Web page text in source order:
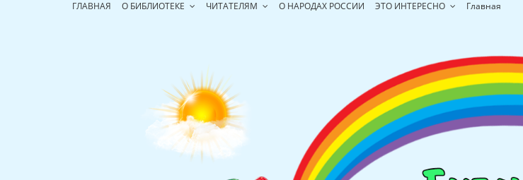
ГЛАВНАЯ О БИБЛИОТЕКЕ ЧИТАТЕЛЯМ О НАРОДАХ РОССИИ ЭТО ИНТЕРЕСНО Главная